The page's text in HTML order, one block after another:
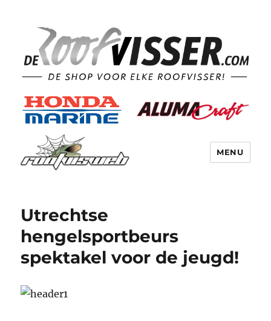
MENU
Utrechtse
hengelsportbeurs
spektakel voor de jeugd!